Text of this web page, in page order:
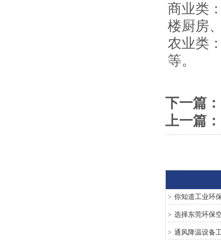
商业类
楼厨房
农业类
等。
下一篇：
上一篇：
> 你知道工业环
> 选择东莞环保
> 通风降温设备